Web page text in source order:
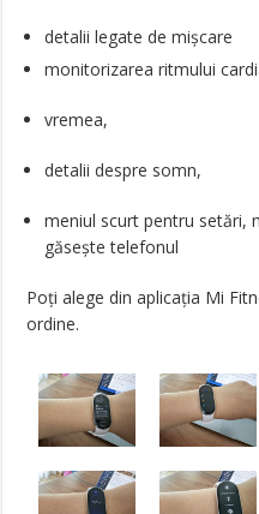
detalii legate de mișcare
monitorizarea ritmului
vremea,
detalii despre somn,
meniul scurt pentru setări,
găsește telefonul
Poți alege din aplicația Mi
ordine.